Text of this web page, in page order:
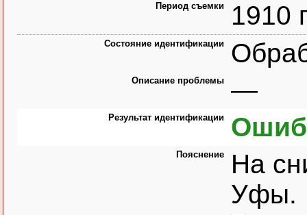
Период съемки 1910
Состояние идентификации
Описание проблемы —
Результат идентификации
Пояснение
На
Уфы.